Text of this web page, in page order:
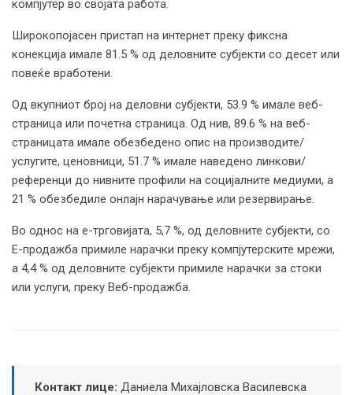
компјутер во својата работа.
Широкопојасен пристап на интернет преку фиксна
конекција имале 81.5 % од деловните субјекти со десет или
повеќе вработени.
Од вкупниот број на деловни субјекти, 53.9 % имале веб-
страница или почетна страница. Од нив, 89.6 % на веб-
страницата имале обезбедено опис на производите/
услугите, ценовници, 51.7 % имале наведено линкови/
референци до нивните профили на социјалните медиуми, а
21 % обезбедиле онлајн нарачување или резервирање.
Во однос на е-трговијата, 5,7 %, од деловните субјекти, со
Е-продажба примиле нарачки преку компјутерските мрежи,
а 4,4 % од деловните субјекти примиле нарачки за стоки
или услуги, преку Веб-продажба.
Контакт лице: Даниела Михајловска Василевска